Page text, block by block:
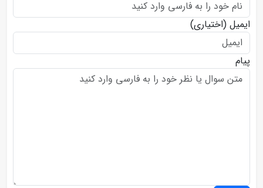
ایمیل (اختیاری)
پیام